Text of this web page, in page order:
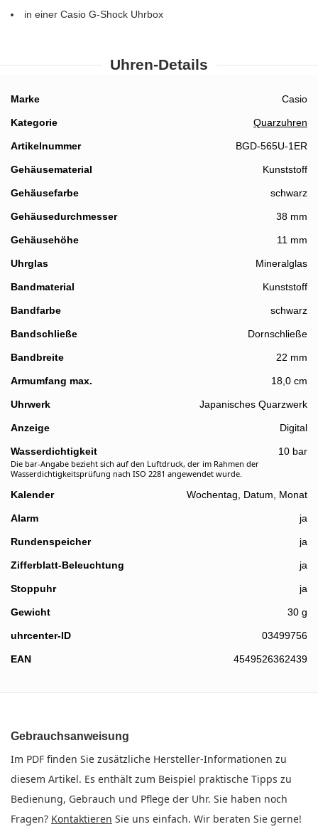
in einer Casio G-Shock Uhrbox
Uhren-Details
Details
Marke Casio
Kategorie Quarzuhren
Artikelnummer BGD-565U-1ER
Gehäusematerial Kunststoff
Gehäusefarbe schwarz
Gehäusedurchmesser 38 mm
Gehäusehöhe 11 mm
Uhrglas Mineralglas
Bandmaterial Kunststoff
Bandfarbe schwarz
Bandschließe Dornschließe
Bandbreite 22 mm
Details
Armumfang max. 18,0 cm
Uhrwerk Japanisches Quarzwerk
Anzeige Digital
Wasserdichtigkeit 10 bar
Die bar-Angabe bezieht sich auf den Luftdruck, der im Rahmen der
Wasserdichtigkeitsprüfung nach ISO 2281 angewendet wurde.
Kalender Wochentag, Datum, Monat
Alarm ja
Rundenspeicher ja
Zifferblatt-Beleuchtung ja
Stoppuhr ja
Gewicht 30 g
uhrcenter-ID 03499756
EAN 4549526362439
Gebrauchsanweisung
Im PDF finden Sie zusätzliche Hersteller-Informationen zu
diesem Artikel. Es enthält zum Beispiel praktische Tipps zu
Bedienung, Gebrauch und Pflege der Uhr. Sie haben noch
Fragen? Kontaktieren Sie uns einfach. Wir beraten Sie gerne!